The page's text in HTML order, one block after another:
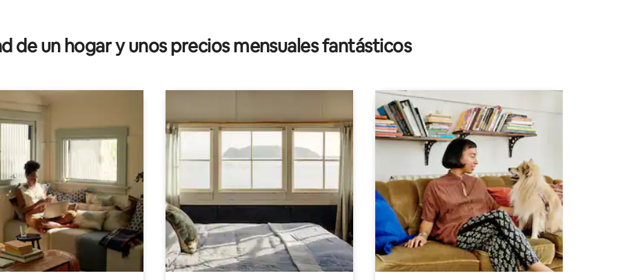
de 5; 153 evaluaciones
de un hogar y unos precios mensuales fantásticos